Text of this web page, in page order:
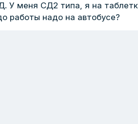
У меня СД2 типа, я на
работы надо на автобусе?